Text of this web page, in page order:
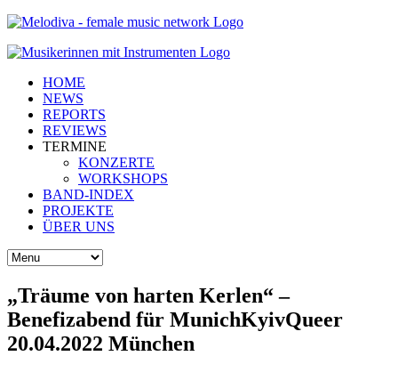
HOME
NEWS
REPORTS
REVIEWS
TERMINE
KONZERTE
WORKSHOPS
BAND-INDEX
PROJEKTE
ÜBER UNS
„Träume von harten Kerlen“ –
Benefizabend für MunichKyivQueer
20.04.2022 München